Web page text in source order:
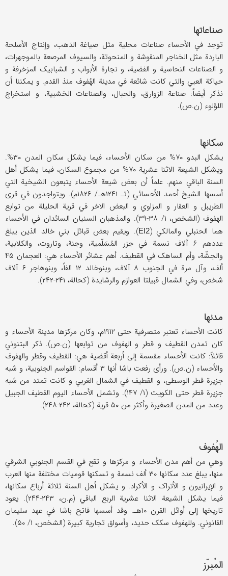
صناعاتها
توجد في الأحساء صناعات محلیة مثل صیاغة الذهب، وإنتاج الأسلحة
الباردة مثل الخناجر المنقوشة و المنحوتة، والسیوف المرصعة بالموجهرات،
و الصناعات النحاسیة و الفضیة، و نجارة الأبواب و الشبابیک المزخرفة و
حیاکة العبي والتي کانت شائعة في مدینة الهُفوف منذ القدم. و یمکننا أن
نذکر أیضاً: صناعة الزوارق، والحبال، والصناعات الخشبیة، و استخراج
اللؤلوء (ن.ص).
سکانها
یشکل البدو ۷۰% من سکان الأحساء، فیما یشکل سکان المدن ۳۰%.
ویشکل الشیعة الاثنا عشریة ۷۰% من مجموع السکان، فیما یشکل أهل
السنة الباقي منهم. علماً أن بعض شیعة الأحساء یتبعون الشیخیة التي
أسسها الشیخ أحمد الأحسائي (تـ ۱۲۴۱هـ/ ۱۸۲۶م). ویتواجدون في قری
الطریبل و العقار و المزاوي و البعض الاخر في قریة الحلیلة من توابع
الهفوف (الشخص، ۱/ ۳۸-۳۹). والمذهبان السنیان السائدان في الأحساء
هما الحنبلي والمالکي (EI2). ویقیم بعض قبائل بني خالد الذین یبلغ
عددهم ۶ آلاف نسمة في جزر المُسَلّمیة، وجنة، وتاروت، والکلابیة،
والجشّة، وأم الساهک في القطیف. أهم عشائر الأحساء هي: العجمان ۴۵
ألف، وآل مرة في الجنوب ۸ آلاف، وبنوخالد ۱۲ الفاً، وبنوهاجر ۶ آلاف
شخص، وفي الشمال قبیلتا العوازم والرشایدة (کحالة، ۲۴۱-۲۴۲).
مدنها
کانت الأحساء تعتبر متصرفیة حتی ۱۹۱۲م، وکان مرکزها مدینة الأحساء و
کان تمدن القطیف و قطر و الهفوف من توابعها (ن.ص). ذکر البتنوني
قائلاً: کانت الأحساء مقسمة إلی أربعة أقضیة هي: القطیف وقطر والهفوف
والأحساء (ن.ص). ورأی رفعت باشا أنها ۳ أقسام: القواسم الجنوبیة، و شبه
جزیرة قطر الوسطی، و القطیف في الشمال الغربي و کانت تمتد من شبه
جزیرة قطر حتی الکویت (۱/ ۱۴۷). وتشمل الأحساء الیوم القطیف الجبیل
وعدد من المدن الصغیرة وأکثر من ۵۰ قریة (کحالة، ۲۴۲-۲۴۸).
الهُفوف
وهي من أهم مدن الأحساء و مرکزها و تقع في القسم الجنوبي الشرقي
منها، یبلغ عدد سکانها ۳۰ ألف نسمة و تسکنها قومیات مختلفة منها العرب
و الإیرانیون و الأتراک و الأکراد. و یشکل أهل السنة ثلاثة أرباع سکانها،
فیما یشکل الشیعة الاثنا عشریة الربع الباقي (م.ن، ۲۴۳-۲۴۴). یعود
تاریخها إلی أوائل القرن ۱۰هـ. وقد أسسها فاتح باشا في عهد سلیمان
القانوني. وللهفوف سکک حدید، وأسواق تجاریة کبیرة (الشخص، ۱/ ۵۰).
المُبرَّز